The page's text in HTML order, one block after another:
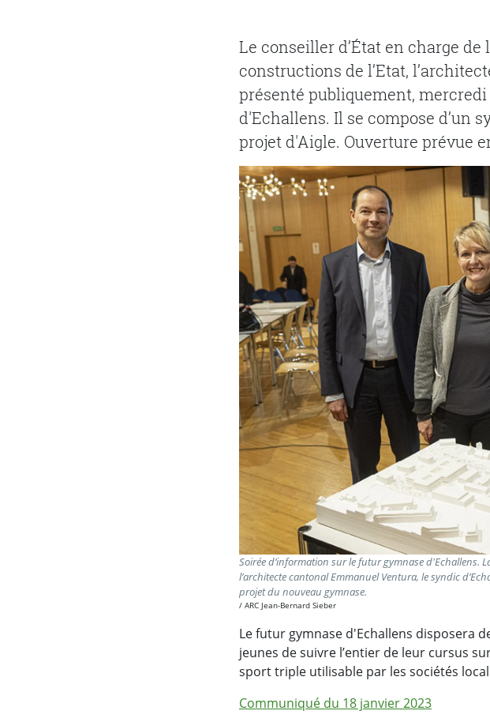
Le conseiller d’État en charge
constructions de l’Etat,
présenté publiquement,
d'Echallens. Il se compose d’un
projet d'Aigle. Ouverture prévue
Soirée d’information sur le futur gymnase d'Echallens.
l’architecte cantonal Emmanuel Ventura, le syndic
projet du nouveau gymnase.
ARC Jean-Bernard Sieber
Le futur gymnase d'Echallens disposera
jeunes de suivre l’entier de leur cursus
sport triple utilisable par les sociétés
Communiqué du 18 janvier 2023